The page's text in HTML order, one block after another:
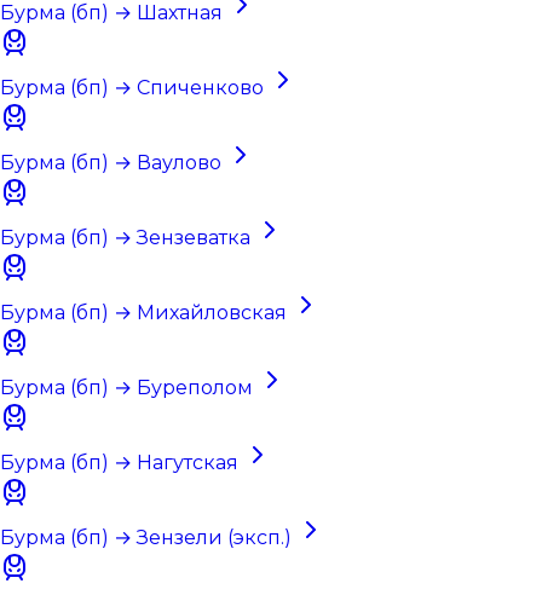
Бурма (бп) → Шахтная
Бурма (бп) → Спиченково
Бурма (бп) → Ваулово
Бурма (бп) → Зензеватка
Бурма (бп) → Михайловская
Бурма (бп) → Буреполом
Бурма (бп) → Нагутская
Бурма (бп) → Зензели (эксп.)